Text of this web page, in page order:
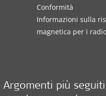
Conformità
Informazioni sulla
magnetica per i
Argomenti più